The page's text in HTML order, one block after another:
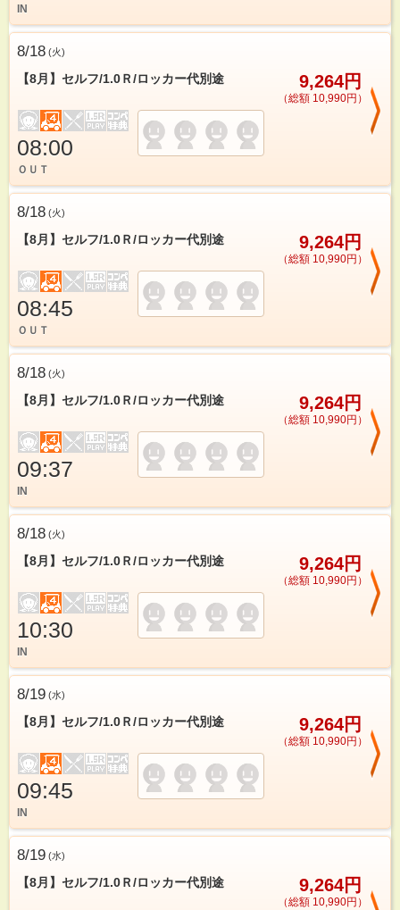
IN
8/18 (火)
【8月】セルフ/1.0Ｒ/ロッカー代別途 9,264円
（総額 10,990円）
08:00
ＯＵＴ
8/18 (火)
【8月】セルフ/1.0Ｒ/ロッカー代別途 9,264円
（総額 10,990円）
08:45
ＯＵＴ
8/18 (火)
【8月】セルフ/1.0Ｒ/ロッカー代別途 9,264円
（総額 10,990円）
09:37
IN
8/18 (火)
【8月】セルフ/1.0Ｒ/ロッカー代別途 9,264円
（総額 10,990円）
10:30
IN
8/19 (水)
【8月】セルフ/1.0Ｒ/ロッカー代別途 9,264円
（総額 10,990円）
09:45
IN
8/19 (水)
【8月】セルフ/1.0Ｒ/ロッカー代別途 9,264円
（総額 10,990円）